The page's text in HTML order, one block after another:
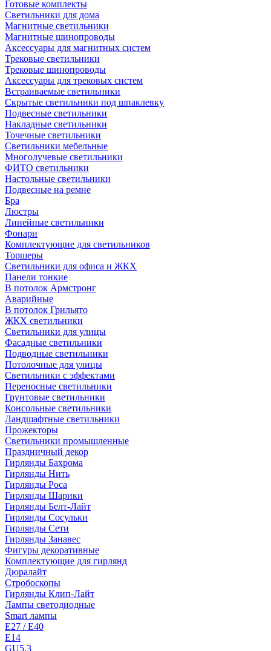
Готовые комплекты
Светильники для дома
Магнитные светильники
Магнитные шинопроводы
Аксессуары для магнитных систем
Трековые светильники
Трековые шинопроводы
Аксессуары для трековых систем
Встраиваемые светильники
Скрытые светильники под шпаклевку
Подвесные светильники
Накладные светильники
Точечные светильники
Светильники мебельные
Многолучевые светильники
ФИТО светильники
Настольные светильники
Подвесные на ремне
Бра
Люстры
Линейные светильники
Фонари
Комплектующие для светильников
Торшеры
Светильники для офиса и ЖКХ
Панели тонкие
В потолок Армстронг
Аварийные
В потолок Грильято
ЖКХ светильники
Светильники для улицы
Фасадные светильники
Подводные светильники
Потолочные для улицы
Светильники с эффектами
Переносные светильники
Грунтовые светильники
Консольные светильники
Ландшафтные светильники
Прожекторы
Светильники промышленные
Праздничный декор
Гирлянды Бахрома
Гирлянды Нить
Гирлянды Роса
Гирлянды Шарики
Гирлянды Белт-Лайт
Гирлянды Сосульки
Гирлянды Сети
Гирлянды Занавес
Фигуры декоративные
Комплектующие для гирлянд
Дюралайт
Стробоскопы
Гирлянды Клип-Лайт
Лампы светодиодные
Smart лампы
E27 / E40
E14
GU5.3